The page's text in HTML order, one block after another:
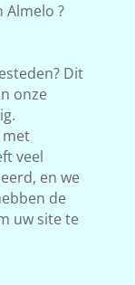
Almelo ?
Dit
onze
met
veel
en we
de
uw site te